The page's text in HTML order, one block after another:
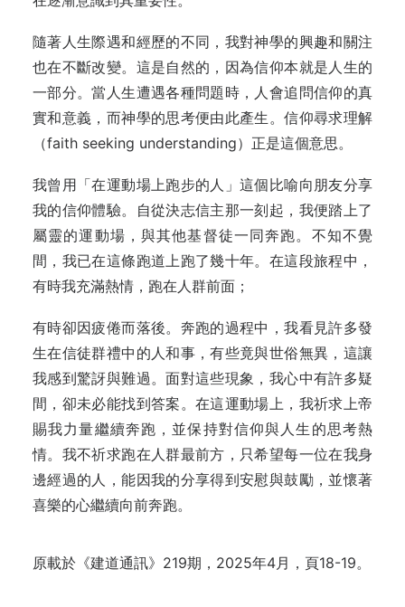
隨著人生際遇和經歷的不同，我對神學的興趣和關注
也在不斷改變。這是自然的，因為信仰本就是人生的
一部分。當人生遭遇各種問題時，人會追問信仰的真
實和意義，而神學的思考便由此產生。信仰尋求理解
（faith seeking understanding）正是這個意思。
我曾用「在運動場上跑步的人」這個比喻向朋友分享
我的信仰體驗。自從決志信主那一刻起，我便踏上了
屬靈的運動場，與其他基督徒一同奔跑。不知不覺
間，我已在這條跑道上跑了幾十年。在這段旅程中，
有時我充滿熱情，跑在人群前面；
有時卻因疲倦而落後。奔跑的過程中，我看見許多發
生在信徒群禮中的人和事，有些竟與世俗無異，這讓
我感到驚訝與難過。面對這些現象，我心中有許多疑
間，卻未必能找到答案。在這運動場上，我祈求上帝
賜我力量繼續奔跑，並保持對信仰與人生的思考熱
情。我不祈求跑在人群最前方，只希望每一位在我身
邊經過的人，能因我的分享得到安慰與鼓勵，並懷著
喜樂的心繼續向前奔跑。
原載於《建道通訊》219期，2025年4月，頁18-19。